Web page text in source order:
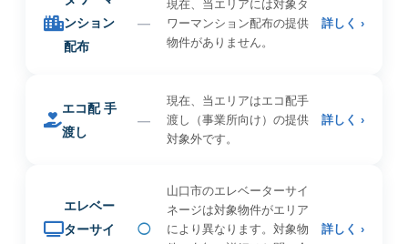
ンション
配布
—
現在、当エリアには対象タ
ワーマンション配布の提供
物件がありません。
詳しく ›
エコ配 手
渡し
—
現在、当エリアはエコ配手
渡し（事業所向け）の提供
対象外です。
詳しく ›
エレベー
ターサイ
◯
山口市のエレベーターサイ
ネージは対象物件がエリア
により異なります。対象物
詳しく ›